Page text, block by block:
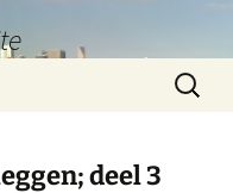
Zoeken
naar:
deel 3